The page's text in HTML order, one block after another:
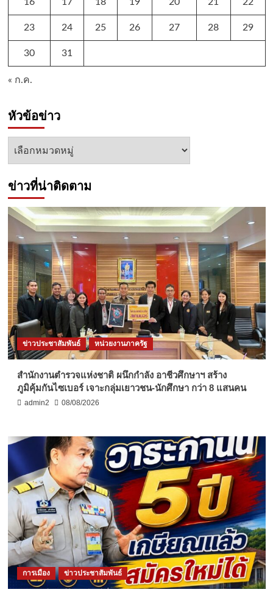
23 24 25 26 27 28 29
30 31
« ก.ค.
หัวข้อข่าว
หัวข้อ
ข่าวที่น่าติดตาม
ข่าวประชาสัมพันธ์ หน่วยงานภาครัฐ
สำนักงานตำรวจแห่งชาติ ผนึกกำลัง อาชีวศึกษาฯ สร้าง
ภูมิคุ้มกันไซเบอร์ เจาะกลุ่มเยาวชน-นักศึกษา กว่า 8 แสนคน
admin2 08/08/2026
การเมือง ข่าวประชาสัมพันธ์